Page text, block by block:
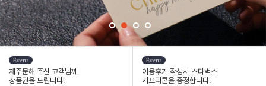
재주문해 주신 고객님께
상품권을 드립니다!
이용후기 작성시 스타벅스
기프티콘을 증정합니다.